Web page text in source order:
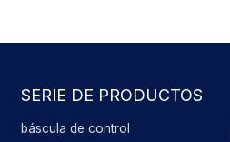
SERIE DE PRODUCTOS
báscula de control